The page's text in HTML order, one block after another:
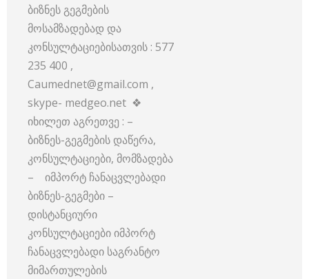
ბიზნეს გეგმების
მოსამზადებად და
კონსულტაციებისათვის : 577
235 400 ,
Caumednet@gmail.com ,
skype- medgeo.net ❖
იხილეთ აგრეთვე : –
ბიზნეს-გეგმების დაწერა,
კონსულტაციები, მომზადება
– იმპორტ ჩანაცვლებადი
ბიზნეს-გეგმები –
დისტანციური
კონსულტაციები იმპორტ
ჩანაცვლებადი საგრანტო
მიმართულების